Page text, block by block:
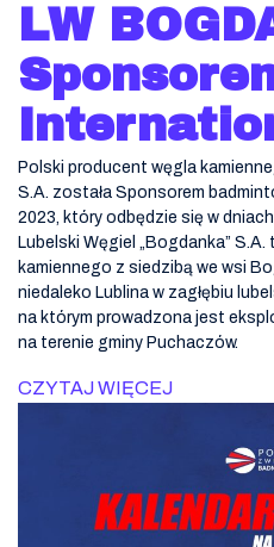
LW
Polski producent węgla
S.A. została Sponsorem
2023, który odbędzie się w
Lubelski Węgiel „Bogdanka”
kamiennego z siedzibą we wsi
niedaleko Lublina w zagłębiu
na którym prowadzona jest
na terenie gminy Puchaczów.
CZYTAJ WIĘCEJ